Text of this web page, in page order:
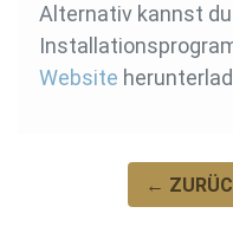
Alternativ kannst
Website
←